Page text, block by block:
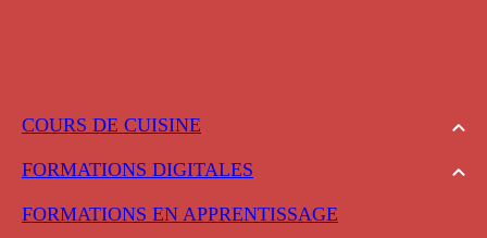
COURS DE CUISINE
FORMATIONS DIGITALES
FORMATIONS EN APPRENTISSAGE